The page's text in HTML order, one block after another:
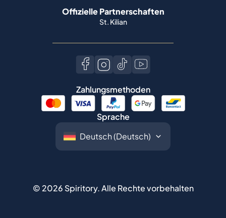
Offizielle Partnerschaften
St. Kilian
Zahlungsmethoden
Sprache
© 2026 Spiritory.Alle Rechte vorbehalten